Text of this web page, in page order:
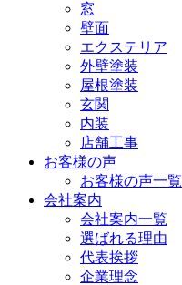
窓
壁面
エクステリア
外壁塗装
屋根塗装
玄関
内装
店舗工事
お客様の声
お客様の声一覧
会社案内
会社案内一覧
選ばれる理由
代表挨拶
企業理念